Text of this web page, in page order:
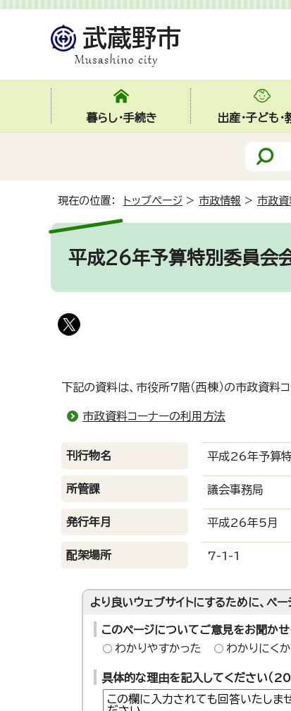
暮らし・手続き 出産・子ども・
現在の位置： トップページ > 市政情報 > 市政資
平成26年予算特別委員会
下記の資料は、市役所7階（西棟）の市政資料
市政資料コーナーの利用方法
刊行物名 平成26年予算
所管課 議会事務局
発行年月 平成26年5月
配架場所 7-1-1
より良いウェブサイトにするために、ペ
このページについてご意見をお聞か
わかりやすかった
わかりにく
具体的な理由を記入してください（